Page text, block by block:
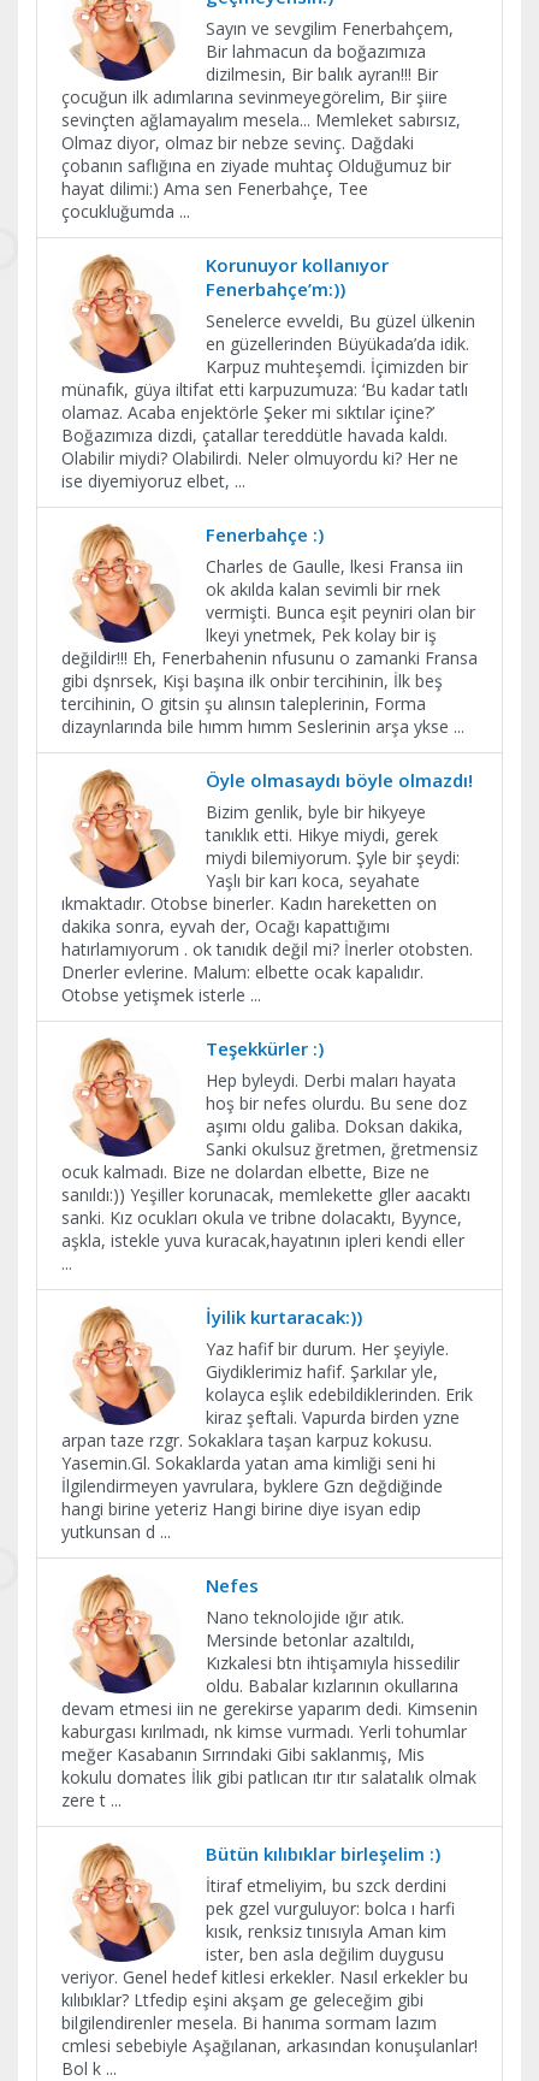
Sayın ve sevgilim Fenerbahçem,
Bir lahmacun da boğazımıza
dizilmesin, Bir balık ayran!!! Bir
çocuğun ilk adımlarına sevinmeyegörelim, Bir şiire
sevinçten ağlamayalım mesela... Memleket sabırsız,
Olmaz diyor, olmaz bir nebze sevinç. Dağdaki
çobanın saflığına en ziyade muhtaç Olduğumuz bir
hayat dilimi:) Ama sen Fenerbahçe, Tee
çocukluğumda ...
Korunuyor kollanıyor
Fenerbahçe’m:))
Senelerce evveldi, Bu güzel ülkenin
en güzellerinden Büyükada’da idik.
Karpuz muhteşemdi. İçimizden bir
münafık, güya iltifat etti karpuzumuza: ‘Bu kadar tatlı
olamaz. Acaba enjektörle Şeker mi sıktılar içine?’
Boğazımıza dizdi, çatallar tereddütle havada kaldı.
Olabilir miydi? Olabilirdi. Neler olmuyordu ki? Her ne
ise diyemiyoruz elbet, ...
Fenerbahçe :)
Charles de Gaulle, lkesi Fransa iin
ok akılda kalan sevimli bir rnek
vermişti. Bunca eşit peyniri olan bir
lkeyi ynetmek, Pek kolay bir iş
değildir!!! Eh, Fenerbahenin nfusunu o zamanki Fransa
gibi dşnrsek, Kişi başına ilk onbir tercihinin, İlk beş
tercihinin, O gitsin şu alınsın taleplerinin, Forma
dizaynlarında bile hımm hımm Seslerinin arşa ykse ...
Öyle olmasaydı böyle olmazdı!
Bizim genlik, byle bir hikyeye
tanıklık etti. Hikye miydi, gerek
miydi bilemiyorum. Şyle bir şeydi:
Yaşlı bir karı koca, seyahate
ıkmaktadır. Otobse binerler. Kadın hareketten on
dakika sonra, eyvah der, Ocağı kapattığımı
hatırlamıyorum . ok tanıdık değil mi? İnerler otobsten.
Dnerler evlerine. Malum: elbette ocak kapalıdır.
Otobse yetişmek isterle ...
Teşekkürler :)
Hep byleydi. Derbi maları hayata
hoş bir nefes olurdu. Bu sene doz
aşımı oldu galiba. Doksan dakika,
Sanki okulsuz ğretmen, ğretmensiz
ocuk kalmadı. Bize ne dolardan elbette, Bize ne
sanıldı:)) Yeşiller korunacak, memlekette gller aacaktı
sanki. Kız ocukları okula ve tribne dolacaktı, Byynce,
aşkla, istekle yuva kuracak,hayatının ipleri kendi eller
...
İyilik kurtaracak:))
Yaz hafif bir durum. Her şeyiyle.
Giydiklerimiz hafif. Şarkılar yle,
kolayca eşlik edebildiklerinden. Erik
kiraz şeftali. Vapurda birden yzne
arpan taze rzgr. Sokaklara taşan karpuz kokusu.
Yasemin.Gl. Sokaklarda yatan ama kimliği seni hi
İlgilendirmeyen yavrulara, byklere Gzn değdiğinde
hangi birine yeteriz Hangi birine diye isyan edip
yutkunsan d ...
Nefes
Nano teknolojide ığır atık.
Mersinde betonlar azaltıldı,
Kızkalesi btn ihtişamıyla hissedilir
oldu. Babalar kızlarının okullarına
devam etmesi iin ne gerekirse yaparım dedi. Kimsenin
kaburgası kırılmadı, nk kimse vurmadı. Yerli tohumlar
meğer Kasabanın Sırrındaki Gibi saklanmış, Mis
kokulu domates İlik gibi patlıcan ıtır ıtır salatalık olmak
zere t ...
Bütün kılıbıklar birleşelim :)
İtiraf etmeliyim, bu szck derdini
pek gzel vurguluyor: bolca ı harfi
kısık, renksiz tınısıyla Aman kim
ister, ben asla değilim duygusu
veriyor. Genel hedef kitlesi erkekler. Nasıl erkekler bu
kılıbıklar? Ltfedip eşini akşam ge geleceğim gibi
bilgilendirenler mesela. Bi hanıma sormam lazım
cmlesi sebebiyle Aşağılanan, arkasından konuşulanlar!
Bol k ...